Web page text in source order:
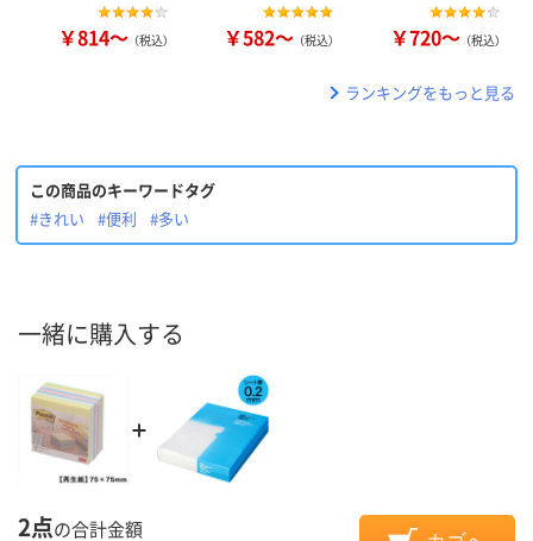
￥814～ （税込） ￥582～ （税込） ￥720～ （税込）
ランキングをもっと見る
この商品のキーワードタグ
#きれい
#便利 #多い
一緒に購入する
2点の合計金額